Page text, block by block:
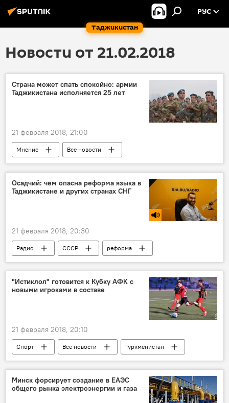
Таджикистан
РУС
Новости от 21.02.2018
Страна может спать спокойно: армии
Таджикистана исполняется 25 лет
21 февраля 2018, 21:00
Мнение
Все новости
Армия и вооружение
Таджикистан
Осадчий: чем опасна реформа языка в
Таджикистане и других странах СНГ
21 февраля 2018, 20:30
Радио СССР
реформа
русский язык
язык
республика
лексика
фонетика
Таджикистан
СНГ
"Истиклол" готовится к Кубку АФК с
новыми игроками в составе
21 февраля 2018, 20:10
Спорт Все новости
Туркменистан
Узбекистан
ФК "Истиклол"
Таджикистан: свежие новости спорта
Таджикистан
Минск форсирует создание в ЕАЭС
общего рынка электроэнергии и газа